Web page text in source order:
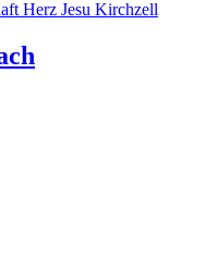
Herz Jesu Kirchzell